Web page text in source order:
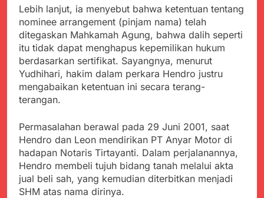
Kapolsek Kebonpedes
Bantu Lansia dengan
Kursi Roda, Warga Haru
dan Bersyukur
Agustus 7, 2026
Data Ganda Capai 6
Juta, BGN Benahi Basis
Penerima Program
Makan Bergizi Gratis
Agustus 6, 2026
Zulhas Pastikan SPPG
di Wilayah 3T Tuntas
Pekan Ini, Integrasi
Kawasan Kuliner Ahmad
Yani Tetap Bersih,
Pemkot Sukabumi
Perkuat Penataan
Pedagang dan
Pengelolaan Sampah
Agustus 6, 2026
Ribuan Warga Padati
Peringatan Hari ASI
Sedunia di Cibadak,
PDIP Tegaskan ASI
Agustus 6, 2026
Lebih lanjut, ia menyebut bahwa ketentuan tentang
nominee arrangement (pinjam nama) telah
ditegaskan Mahkamah Agung, bahwa dalih seperti
itu tidak dapat menghapus kepemilikan hukum
berdasarkan sertifikat. Sayangnya, menurut
Yudhihari, hakim dalam perkara Hendro justru
mengabaikan ketentuan ini secara terang-
terangan.
Permasalahan berawal pada 29 Juni 2001, saat
Hendro dan Leon mendirikan PT Anyar Motor di
hadapan Notaris Tirtayanti. Dalam perjalanannya,
Hendro membeli tujuh bidang tanah melalui akta
jual beli sah, yang kemudian diterbitkan menjadi
SHM atas nama dirinya.